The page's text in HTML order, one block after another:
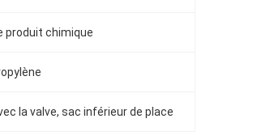
produit chimique
la valve, sac inférieur de place